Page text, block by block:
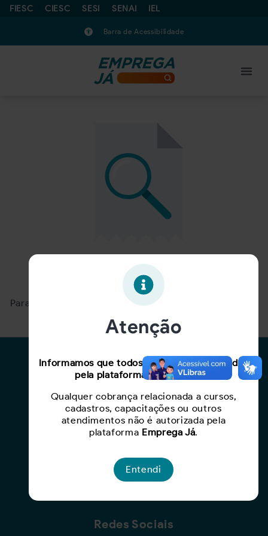
FIESC CIESC SESI SENAI IEL
Barra de Acessibilidade
Oportunidade expirada!
Para ver mais, acesse a páginaBuscar Oportunidades.
Para Candidatos
Cadastro de Currículo
Capacite-se
Criar Oportunidade
Redes Sociais
Atenção
Informamos que todos os serviços oferecidos
pela plataforma são gratuitos.
Qualquer cobrança relacionada a cursos,
cadastros, capacitações ou outros
atendimentos não é autorizada pela
plataforma Emprega Já.
Entendi